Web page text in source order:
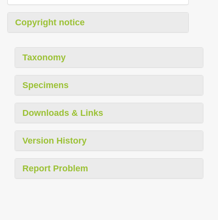
Copyright notice
Taxonomy
Specimens
Downloads & Links
Version History
Report Problem